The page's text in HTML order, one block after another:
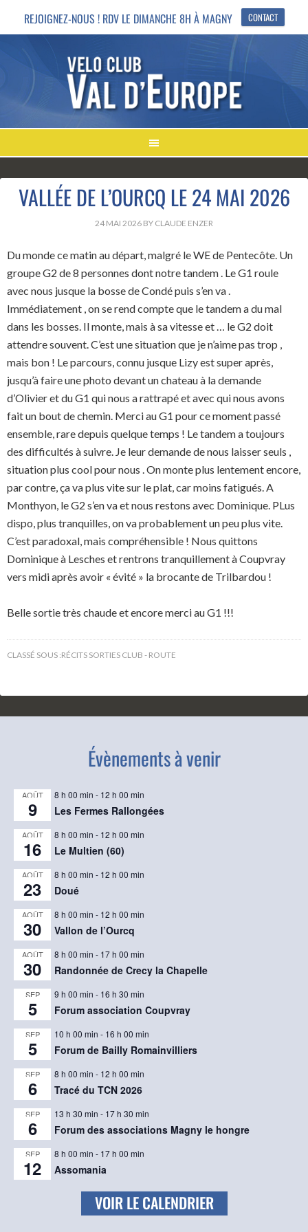
REJOIGNEZ-NOUS ! RDV LE DIMANCHE 8H À MAGNY CONTACT
VALLÉE DE L’OURCQ LE 24 MAI 2026
24 MAI 2026 BY CLAUDE ENZER
Du monde ce matin au départ, malgré le WE de Pentecôte. Un
groupe G2 de 8 personnes dont notre tandem . Le G1 roule
avec nous jusque la bosse de Condé puis s’en va .
Immédiatement , on se rend compte que le tandem a du mal
dans les bosses. Il monte, mais à sa vitesse et … le G2 doit
attendre souvent. C’est une situation que je n’aime pas trop ,
mais bon ! Le parcours, connu jusque Lizy est super après,
jusqu’à faire une photo devant un chateau à la demande
d’Olivier et du G1 qui nous a rattrapé et avec qui nous avons
fait un bout de chemin. Merci au G1 pour ce moment passé
ensemble, rare depuis quelque temps ! Le tandem a toujours
des difficultés à suivre. Je leur demande de nous laisser seuls ,
situation plus cool pour nous . On monte plus lentement encore,
par contre, ça va plus vite sur le plat, car moins fatigués. A
Monthyon, le G2 s’en va et nous restons avec Dominique. PLus
dispo, plus tranquilles, on va probablement un peu plus vite.
C’est paradoxal, mais compréhensible ! Nous quittons
Dominique à Lesches et rentrons tranquillement à Coupvray
vers midi après avoir « évité » la brocante de Trilbardou !
Belle sortie très chaude et encore merci au G1 !!!
CLASSÉ SOUS :RÉCITS SORTIES CLUB - ROUTE
Évènements à venir
AOÛT
9
8 h 00 min - 12 h 00 min
Les Fermes Rallongées
AOÛT
16
8 h 00 min - 12 h 00 min
Le Multien (60)
AOÛT
23
8 h 00 min - 12 h 00 min
Doué
AOÛT
30
8 h 00 min - 12 h 00 min
Vallon de l’Ourcq
AOÛT
30
8 h 00 min - 17 h 00 min
Randonnée de Crecy la Chapelle
SEP
5
9 h 00 min - 16 h 30 min
Forum association Coupvray
SEP
5
10 h 00 min - 16 h 00 min
Forum de Bailly Romainvilliers
SEP
6
8 h 00 min - 12 h 00 min
Tracé du TCN 2026
SEP
6
13 h 30 min - 17 h 30 min
Forum des associations Magny le hongre
SEP
12
8 h 00 min - 17 h 00 min
Assomania
VOIR LE CALENDRIER